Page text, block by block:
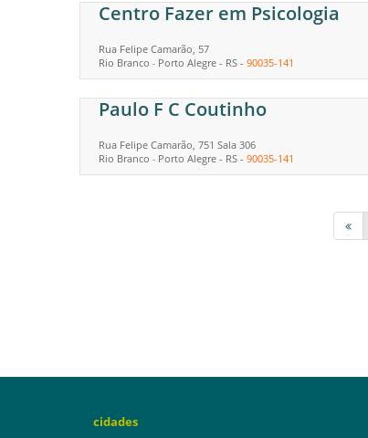
Centro Fazer em Psicologia
Rua Felipe Camarão, 57
Rio Branco - Porto Alegre - RS - 90035-141
Paulo F C Coutinho
Rua Felipe Camarão, 751 Sala 306
Rio Branco - Porto Alegre - RS - 90035-141
cidades